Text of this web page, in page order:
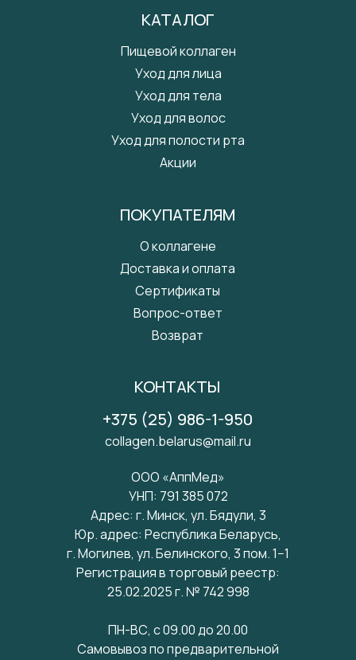
КАТАЛОГ
Пищевой коллаген
Уход для лица
Уход для тела
Уход для волос
Уход для полости рта
Акции
ПОКУПАТЕЛЯМ
О коллагене
Доставка и оплата
Сертификаты
Вопрос-ответ
Возврат
КОНТАКТЫ
collagen.belarus@mail.ru
+375 (25) 986-1-950
ООО «АппМед»
УНП: 791 385 072
Адрес: г. Минск, ул. Бядули, 3
Юр. адрес: Республика Беларусь,
г. Могилев, ул. Белинского, 3 пом. 1−1
Регистрация в торговый реестр:
25.02.2025 г. № 742 998
ПН-ВС, с 09.00 до 20.00
Самовывоз по предварительной